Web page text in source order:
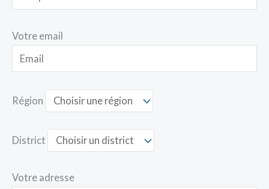
Votre email
Région
District
Votre adresse